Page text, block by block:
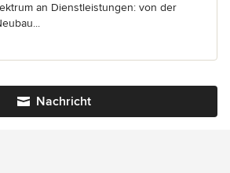
an Dienstleistungen: von der
Nachricht